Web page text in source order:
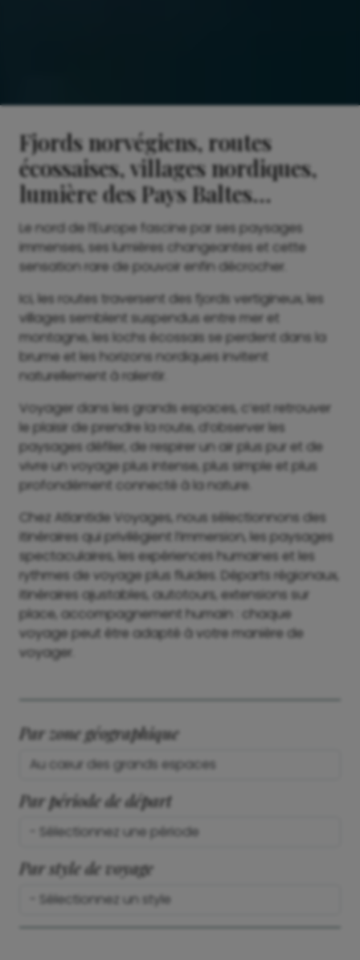
Fjords norvégiens, routes
écossaises, villages nordiques,
lumière des Pays Baltes…
Le nord de l’Europe fascine par ses paysages
immenses, ses lumières changeantes et cette
sensation rare de pouvoir enfin décrocher.
Ici, les routes traversent des fjords vertigineux, les
villages semblent suspendus entre mer et
montagne, les lochs écossais se perdent dans la
brume et les horizons nordiques invitent
naturellement à ralentir.
Voyager dans les grands espaces, c’est retrouver
le plaisir de prendre la route, d’observer les
paysages défiler, de respirer un air plus pur et de
vivre un voyage plus intense, plus simple et plus
profondément connecté à la nature.
Chez Atlantide Voyages, nous sélectionnons des
itinéraires qui privilégient l’immersion, les paysages
spectaculaires, les expériences humaines et les
rythmes de voyage plus fluides. Départs régionaux,
itinéraires ajustables, autotours, extensions sur
place, accompagnement humain : chaque
voyage peut être adapté à votre manière de
voyager.
Par zone géographique
Par période de départ
Par style de voyage